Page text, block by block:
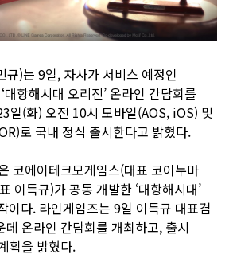
규)는 9일, 자사가 서비스 예정인
대항해시대 오리진’ 온라인 간담회를
일(화) 오전 10시 모바일(AOS, iOS) 및
로 국내 정식 출시한다고 밝혔다.
코에이테크모게임스(대표 코이누마
이득규)가 공동 개발한 ‘대항해시대’
이다. 라인게임즈는 9일 이득규 대표겸
데 온라인 간담회를 개최하고, 출시
획을 밝혔다.